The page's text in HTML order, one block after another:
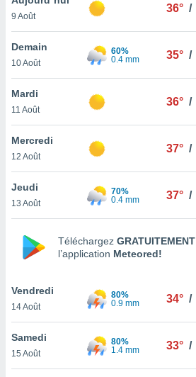
et
»,
au
vous
qu'ils
ou
le
ainsi
un
la
du
9 Août
36° /
Demain
10 Août
60%
0.4 mm
35° /
Mardi
11 Août
36° /
Mercredi
12 Août
37° /
Jeudi
13 Août
70%
0.4 mm
37° /
Téléchargez GRATUITEMENT
l’application Meteored!
Vendredi
14 Août
80%
0.9 mm
34° /
Samedi
15 Août
80%
1.4 mm
33° /